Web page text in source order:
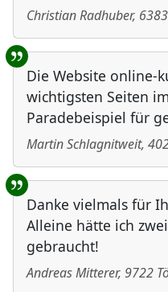
Christian Radhuber, 6383
Die Website online-
wichtigsten Seiten
Paradebeispiel für
Martin Schlagnitweit,
Danke vielmals für
Alleine hätte ich
gebraucht!
Andreas Mitterer, 9722